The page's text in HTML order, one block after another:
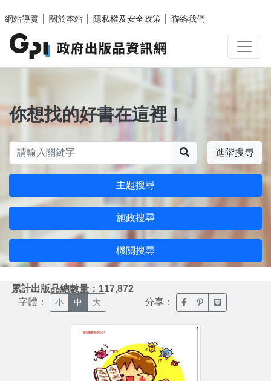
網站導覽
關於本站 隱私權及安全政策 聯絡我們
你想找的好書在這裡！
進階搜尋
主題搜尋
施政搜尋
機關搜尋
累計出版品總數量：117,872
字體： 小 中 大 分享： 臉書分享(另開新視窗)
噗浪分享(另開新
Line分享(另